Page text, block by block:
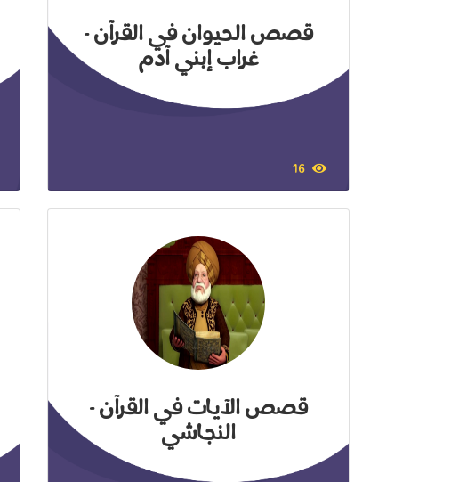
قصص الحيوان في القرآن -
غراب إبني آدم
قصص الآيات في القرآن -
النجاشي